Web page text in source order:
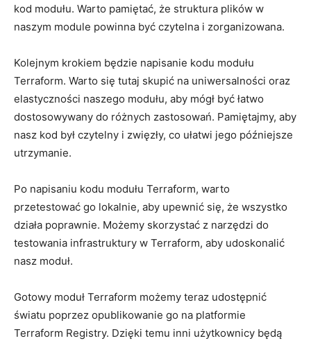
kod modułu. ‍Warto pamiętać, że struktura plików w‌
naszym module powinna być⁣ czytelna i zorganizowana.
Kolejnym ⁣krokiem będzie napisanie kodu modułu‌
Terraform. Warto​ się tutaj⁣ skupić na uniwersalności oraz
elastyczności naszego modułu, aby mógł być​ łatwo
dostosowywany ‌do różnych zastosowań. Pamiętajmy, ⁤aby
nasz kod​ był czytelny⁣ i zwięzły, co ułatwi jego późniejsze
utrzymanie.
Po napisaniu kodu modułu Terraform, warto⁤
przetestować go lokalnie, aby upewnić się, ​że wszystko
⁤działa ‌poprawnie. Możemy‍ skorzystać z narzędzi do
testowania infrastruktury w Terraform, aby udoskonalić
nasz moduł.
Gotowy moduł Terraform możemy teraz udostępnić⁢
światu poprzez opublikowanie go na platformie
Terraform Registry.⁣ Dzięki temu inni ⁤użytkownicy będą